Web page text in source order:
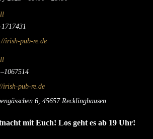
irish-pub-re.de
irish-pub-re.de
6, 45657 Recklinghausen
mit Euch! Los geht es ab 19 Uhr!